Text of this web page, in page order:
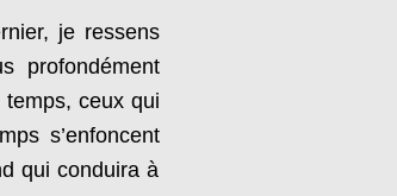
je ressens
profondément
ceux qui
s’enfoncent
qui conduira à